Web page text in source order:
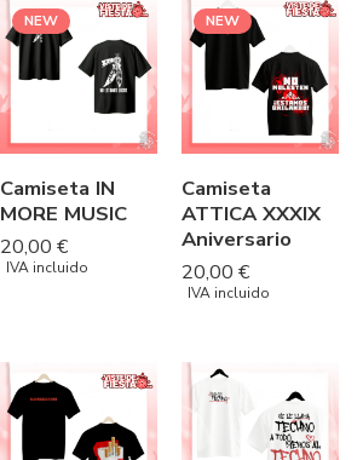
NEW
Camiseta IN
MORE MUSIC
20,00 €
IVA incluido
NEW
Camiseta
ATTICA XXXIX
Aniversario
20,00 €
IVA incluido